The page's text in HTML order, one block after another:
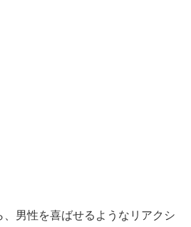
男性を喜ばせるようなリアクシ